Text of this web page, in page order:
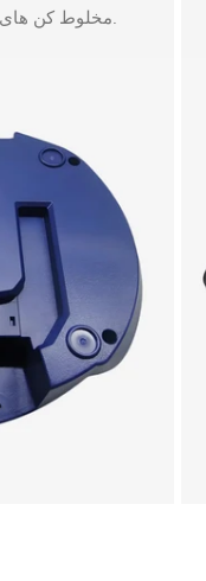
مخلوط کن های با کارایی بالا را تامین می کند.